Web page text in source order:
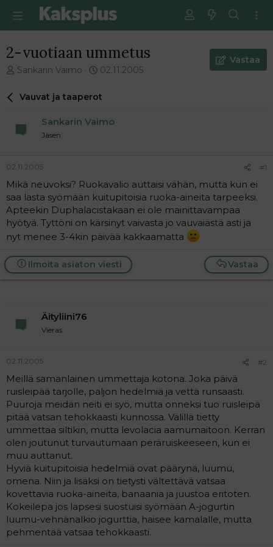
2-vuotiaan ummetus
V
e
i
t
u
n
a
l
o
t
t
a
Sankarin Vaimo
E
s
m
n
v
i
e
s
t
i
02.11.2005
Vastaa
Vauvat ja taaperot
Sankarin Vaimo
Jäsen
02.11.2005 #1
Mikä neuvoksi? Ruokavalio auttaisi vähän, mutta kun ei
saa lasta syömään kuitupitoisia ruoka-aineita tarpeeksi.
Apteekin Duphalacistakaan ei ole mainittavampaa
hyötyä. Tyttöni on kärsinyt vaivasta jo vauvaiästä asti ja
nyt menee 3-4kin päivää kakkaamatta
Vastaa
Ilmoita asiaton viesti
Äityliini76
Vieras
02.11.2005 #2
Meillä samanlainen ummettaja kotona. Joka päivä
ruisleipää tarjolle, paljon hedelmiä ja vettä runsaasti.
Puuroja meidän neiti ei syö, mutta onneksi tuo ruisleipä
pitää vatsan tehokkaasti kunnossa. Välillä tietty
ummettaa siltikin, mutta levolacia aamumaitoon. Kerran
olen joutunut turvautumaan peräruiskeeseen, kun ei
muu auttanut.
Hyviä kuitupitoisia hedelmiä ovat päärynä, luumu,
omena. Niin ja lisäksi on tietysti vältettävä vatsaa
kovettavia ruoka-aineita, banaania ja juustoa eritoten.
Kokeilepa jos lapsesi suostuisi syömään A-jogurtin
luumu-vehnänalkio jogurttia, haisee kamalalle, mutta
pehmentää vatsaa tehokkaasti.